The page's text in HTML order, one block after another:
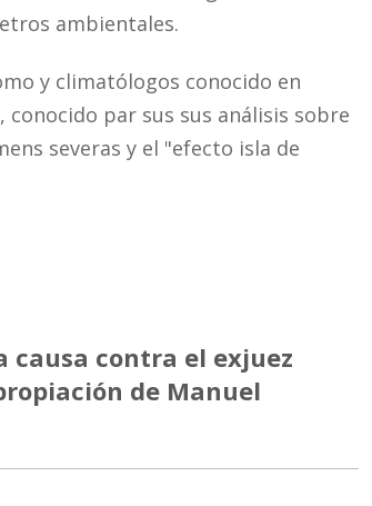
ambientales.
y climatólogos conocido en
conocido par sus sus análisis sobre
severas y el "efecto isla de
causa contra el exjuez
de Manuel